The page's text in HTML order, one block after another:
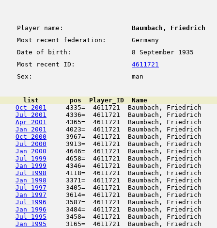
Player name:
Baumbach, Friedrich
Most recent federation:
Germany
Date of birth:
8 September 1935
Most recent ID:
4611721
Sex:
man
list        pos  Player_ID  Name
Oct 2001
4335=  4611721  Baumbach,
Jul 2001
4336=  4611721  Baumbach,
Apr 2001
4365=  4611721  Baumbach, Friedrich
Jan 2001
4023=  4611721  Baumbach,
Oct 2000
3967=  4611721  Baumbach,
Jul 2000
3913=  4611721  Baumbach, Friedrich
Jan 2000
4646=  4611721  Baumbach,
Jul 1999
4658=  4611721  Baumbach, Friedrich
Jan 1999
4346=  4611721  Baumbach,
Jul 1998
4118=  4611721  Baumbach, Friedrich
Jan 1998
3371=  4611721  Baumbach,
Jul 1997
3405=  4611721  Baumbach, Friedrich
Jan 1997
3614=  4611721  Baumbach,
Jul 1996
3587=  4611721  Baumbach,
Jan 1996
3484=  4611721  Baumbach,
Jul 1995
3458=  4611721  Baumbach, Friedrich
Jan 1995
3165=  4611721  Baumbach, Friedrich